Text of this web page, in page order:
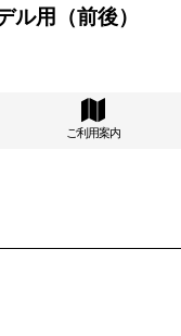
用（前後）
ご利用案内